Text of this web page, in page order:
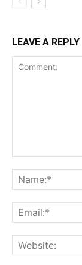
LEAVE A REPLY